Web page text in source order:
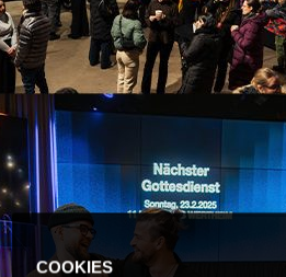
COOKIES